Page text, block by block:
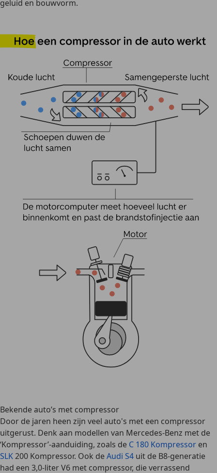
geluid en bouwvorm.
Bekende auto’s met compressor
Door de jaren heen zijn veel auto's met een compressor
uitgerust. Denk aan modellen van Mercedes-Benz met de
‘Kompressor’-aanduiding, zoals de C 180 Kompressor en
SLK200 Kompressor. Ook deAudi S4 uit de B8-generatie
had een 3,0-liter V6 met compressor, die verrassend